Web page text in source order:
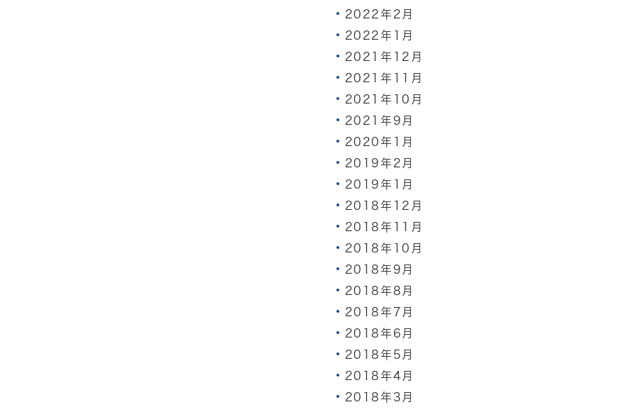
2022年2月
2022年1月
2021年12月
2021年11月
2021年10月
2021年9月
2020年1月
2019年2月
2019年1月
2018年12月
2018年11月
2018年10月
2018年9月
2018年8月
2018年7月
2018年6月
2018年5月
2018年4月
2018年3月